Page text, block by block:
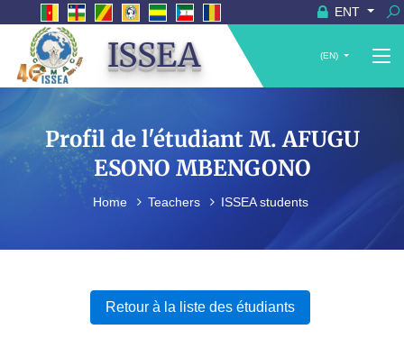
ENT
ISSEA (EN)
Profil de l'étudiant M. AFUGU
ESONO MBENGONO
Home Teachers ISSEA students
Retour à la liste des étudiants